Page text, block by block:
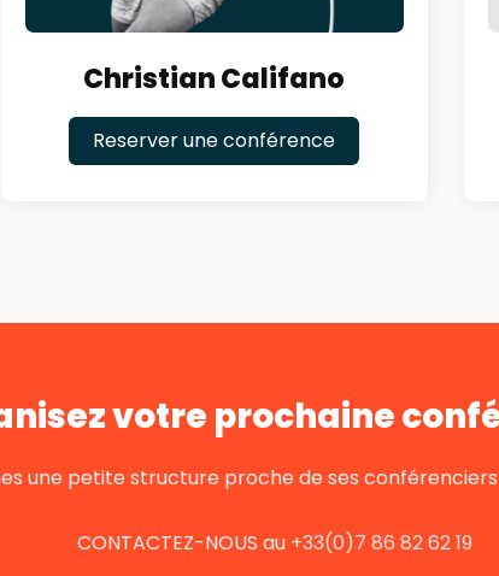
Christian Califano
Reserver une conférence
votre prochaine
une petite structure proche de ses
CONTACTEZ-NOUS au +33(0)7 86 82 62 19